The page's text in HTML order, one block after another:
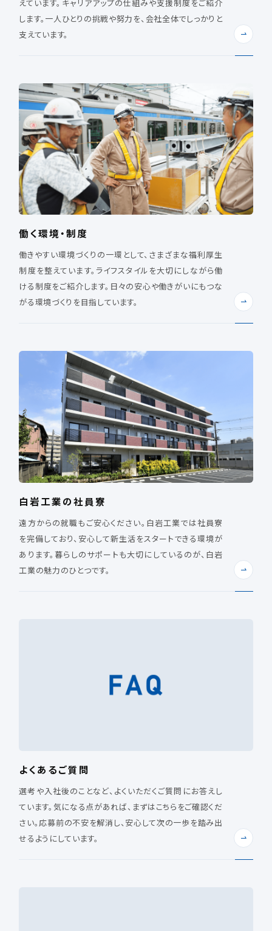
えています。キャリアアップの仕組みや支援制度をご紹介
します。一人ひとりの挑戦や努力を、会社全体でしっかりと
支えています。
働く環境・制度
働きやすい環境づくりの一環として、さまざまな福利厚生
制度を整えています。ライフスタイルを大切にしながら働
ける制度をご紹介します。日々の安心や働きがいにもつな
がる環境づくりを目指しています。
白岩工業の社員寮
遠方からの就職もご安心ください。白岩工業では社員寮
を完備しており、安心して新生活をスタートできる環境が
あります。暮らしのサポートも大切にしているのが、白岩
工業の魅力のひとつです。
よくあるご質問
選考や入社後のことなど、よくいただくご質問にお答えし
ています。気になる点があれば、まずはこちらをご確認くだ
さい。応募前の不安を解消し、安心して次の一歩を踏み出
せるようにしています。